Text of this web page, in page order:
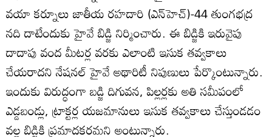
వయా కర్నూలు జాతీయ రహదారి (ఎన్‌హెచ్‌)-44 తుంగభద్ర
నది దాటేందుకు హైవే బిడ్జి నిర్మించారు. ఈ బిడ్జికి ఇరువైపు
దాదాపు వంద మీటర్ల వరకు ఎలాంటి ఇసుక తవ్వకాలు
చేయరాదని నేషనల్‌ హైవే అథారిటీ నిపుణులు పేర్కొంటున్నారు.
ఇందుకు విరుద్ధంగా బడ్జి దిగువన, పిల్లర్లకు అతి సమీపంలో
ఎడ్డబండ్లు, ట్రాక్టర్ల యజమానులు ఇసుక తవ్వకాలు చేస్తుండడం
వల్ల బిడ్జికి ప్రమాదకరమని అంటున్నారు.